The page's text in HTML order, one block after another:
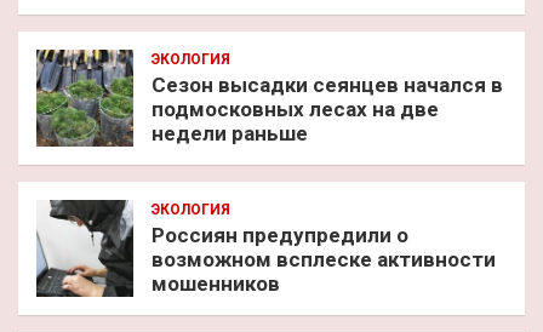
ЭКОЛОГИЯ
Сезон высадки сеянцев начался в
подмосковных лесах на две
недели раньше
ЭКОЛОГИЯ
Россиян предупредили о
возможном всплеске активности
мошенников